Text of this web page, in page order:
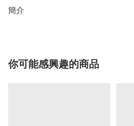
簡介
你可能感興趣的商品